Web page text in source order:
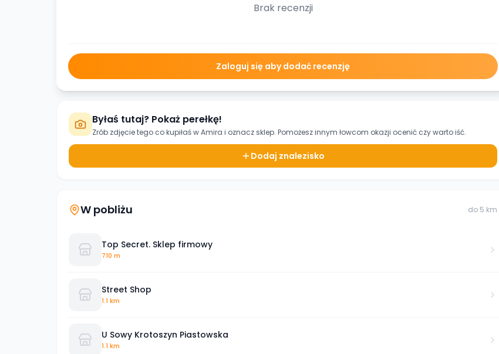
Brak recenzji
Zaloguj się aby dodać recenzję
Byłaś tutaj? Pokaż perełkę!
Zrób zdjęcie tego co kupiłaś wAmira i oznacz sklep. Pomożesz innym łowcom okazji ocenić czy warto iść.
Dodaj znalezisko
W pobliżu do 5 km
Top Secret. Sklep firmowy
710 m
Street Shop
1.1 km
U Sowy Krotoszyn Piastowska
1.1 km